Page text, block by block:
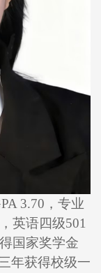
3.70，专业
英语四级501
国家奖学金
年获得校级一